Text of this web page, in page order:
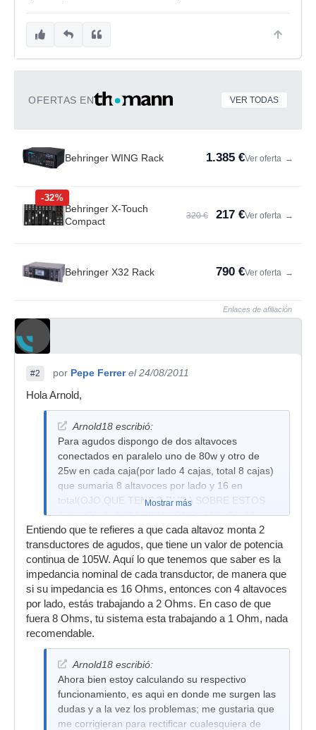
OFERTAS EN VER TODAS
Behringer WING Rack 1.385 €Ver oferta →
-32%
Behringer X-Touch
Compact
320 € 217 €Ver oferta →
Behringer X32 Rack 790 €Ver oferta →
Enlaces de afiliación
#2 por Pepe Ferrer el 24/08/2011
Hola Arnold,
Arnold18 escribió:
Para agudos dispongo de dos altavoces
conectados en paralelo uno de 80w y otro de
25w en cada caja(por lado 4 cajas, total 8 cajas)
que sumaria 8 altavoces por lado y 16 en
total(OJO QUE TENGO DUDA SOBRE ESTOS
AGUDOS SI ESTA BIEN CONECTARLOS ASI
PORQUE SEGUN YO ESTARIAn TRABAJANDO
A 1 Ohm).
Mostrar más
Entiendo que te refieres a que cada altavoz monta 2
transductores de agudos, que tiene un valor de potencia
continua de 105W. Aquí lo que tenemos que saber es la
impedancia nominal de cada transductor, de manera que
si su impedancia es 16 Ohms, entonces con 4 altavoces
por lado, estás trabajando a 2 Ohms. En caso de que
fuera 8 Ohms, tu sistema esta trabajando a 1 Ohm, nada
recomendable.
Arnold18 escribió:
Ahora bien estoy calculando su respectivo
funcionamiento, es aqui en donde me surgen las
dudas y a la vez los problemas; me gustaria que
me corrigieran para rectificar cualesquiera de